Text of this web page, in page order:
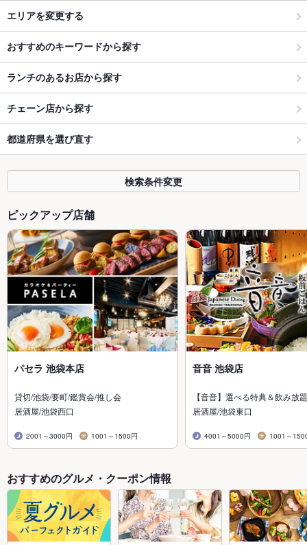
エリアを変更する
おすすめのキーワードから探す
ランチのあるお店から探す
チェーン店から探す
都道府県を選び直す
検索条件変更
ピックアップ店舗
パセラ 池袋本店
貸切/池袋/要町/鑑賞会/推し会
居酒屋/池袋西口
2001～3000円 1001～1500円
音音 池袋店
【音音】選べる特典＆飲み放
居酒屋/池袋東口
4001～5000円 1001～
おすすめのグルメ・クーポン情報